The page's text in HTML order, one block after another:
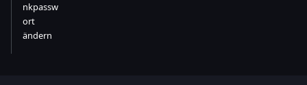
nkpassw
ort
ändern